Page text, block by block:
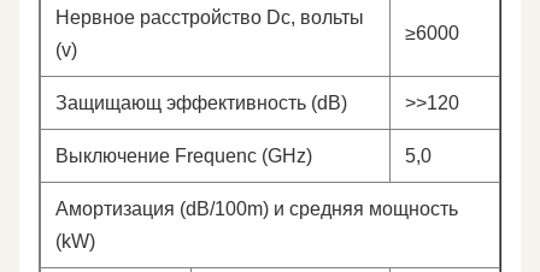
Нервное расстройство Dc, вольты
(v)
≥6000
Защищающ эффективность (dB) >>120
Выключение Frequenc (GHz) 5,0
Амортизация (dB/100m) и средняя мощность
(kW)